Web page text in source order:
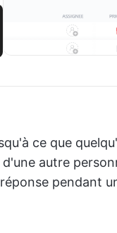
ce que
autre
pendant